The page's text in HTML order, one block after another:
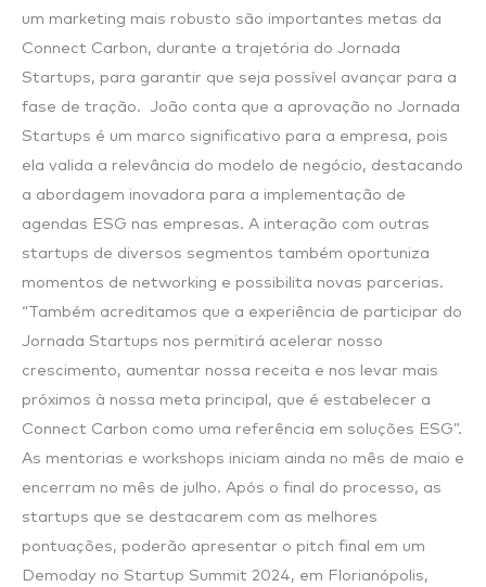
um marketing mais robusto são importantes metas da
Connect Carbon, durante a trajetória do Jornada
Startups, para garantir que seja possível avançar para a
fase de tração. João conta que a aprovação no Jornada
Startups é um marco significativo para a empresa, pois
ela valida a relevância do modelo de negócio, destacando
a abordagem inovadora para a implementação de
agendas ESG nas empresas. A interação com outras
startups de diversos segmentos também oportuniza
momentos de networking e possibilita novas parcerias.
“Também acreditamos que a experiência de participar do
Jornada Startups nos permitirá acelerar nosso
crescimento, aumentar nossa receita e nos levar mais
próximos à nossa meta principal, que é estabelecer a
Connect Carbon como uma referência em soluções ESG”.
As mentorias e workshops iniciam ainda no mês de maio e
encerram no mês de julho. Após o final do processo, as
startups que se destacarem com as melhores
pontuações, poderão apresentar o pitch final em um
Demoday no Startup Summit 2024, em Florianópolis,